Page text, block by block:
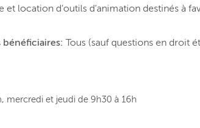
et location d’outils d’animation destinés à
bénéficiaires: Tous (sauf questions en droit
mercredi et jeudi de 9h30 à 16h